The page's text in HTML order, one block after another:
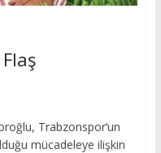
Trabzonspor‘un
mücadeleye ilişkin